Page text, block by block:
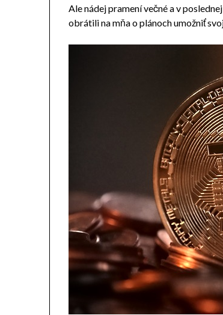
Ale nádej pramení večné a v
obrátili na mňa o plánoch umožniť